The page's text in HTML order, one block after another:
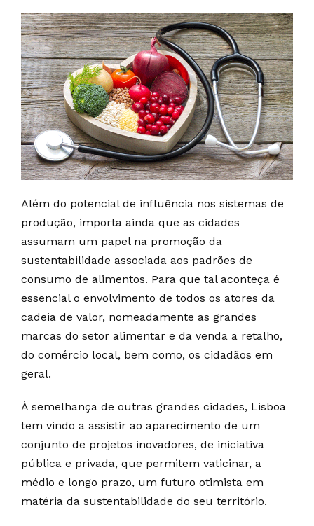
Além do potencial de influência nos sistemas de
produção, importa ainda que as cidades
assumam um papel na promoção da
sustentabilidade associada aos padrões de
consumo de alimentos. Para que tal aconteça é
essencial o envolvimento de todos os atores da
cadeia de valor, nomeadamente as grandes
marcas do setor alimentar e da venda a retalho,
do comércio local, bem como, os cidadãos em
geral.
À semelhança de outras grandes cidades, Lisboa
tem vindo a assistir ao aparecimento de um
conjunto de projetos inovadores, de iniciativa
pública e privada, que permitem vaticinar, a
médio e longo prazo, um futuro otimista em
matéria da sustentabilidade do seu território.